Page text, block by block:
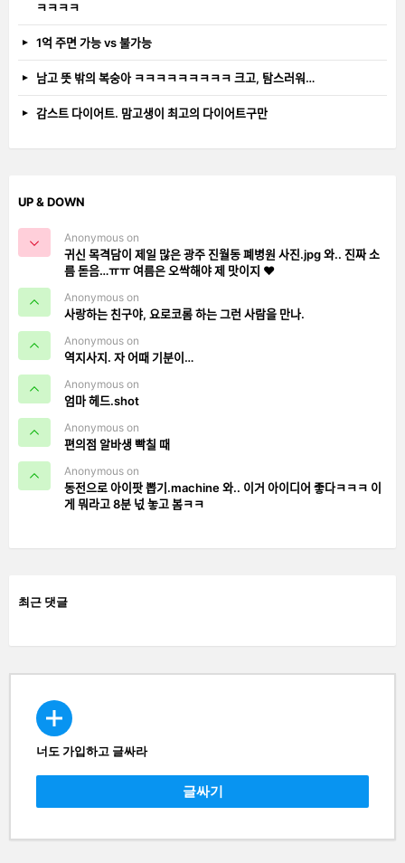
ㅋㅋㅋㅋ
1억 주면 가능 vs 불가능
남고 뜻 밖의 복숭아 ㅋㅋㅋㅋㅋㅋㅋㅋㅋ 크고, 탐스러워…
감스트 다이어트. 맘고생이 최고의 다이어트구만
UP & DOWN
Anonymous on
귀신 목격담이 제일 많은 광주 진월동 폐병원 사진.jpg 와.. 진짜 소
름 돋음…ㅠㅠ 여름은 오싹해야 제 맛이지 ❤️
Anonymous on
사랑하는 친구야, 요로코롬 하는 그런 사람을 만나.
Anonymous on
역지사지. 자 어때 기분이…
Anonymous on
엄마 헤드.shot
Anonymous on
편의점 알바생 빡칠 때
Anonymous on
동전으로 아이팟 뽑기.machine 와.. 이거 아이디어 좋다ㅋㅋㅋ 이
게 뭐라고 8분 넋 놓고 봄ㅋㅋ
최근 댓글
CREATE
너도 가입하고 글싸라
글싸기